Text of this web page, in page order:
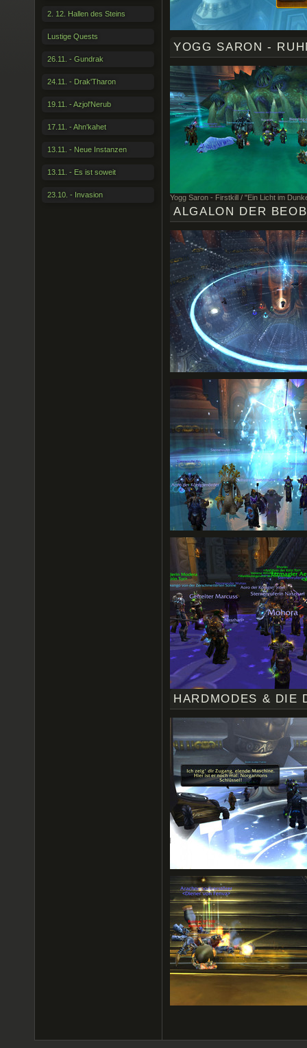
2. 12. Hallen des Steins
Lustige Quests
26.11. - Gundrak
24.11. - Drak'Tharon
19.11. - Azjol'Nerub
17.11. - Ahn'kahet
13.11. - Neue Instanzen
13.11. - Es ist soweit
23.10. - Invasion
YOGG SARON -
Yogg Saron - Firstkill / "Ein Licht im
ALGALON DER
HARDMODES & DIE